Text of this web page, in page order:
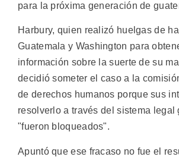
para la próxima generación de
Harbury, quien realizó huelgas de
Guatemala y Washington para
información sobre la suerte de su
decidió someter el caso a la
de derechos humanos porque sus
resolverlo a través del sistema legal
"fueron bloqueados".
Apuntó que ese fracaso no fue el